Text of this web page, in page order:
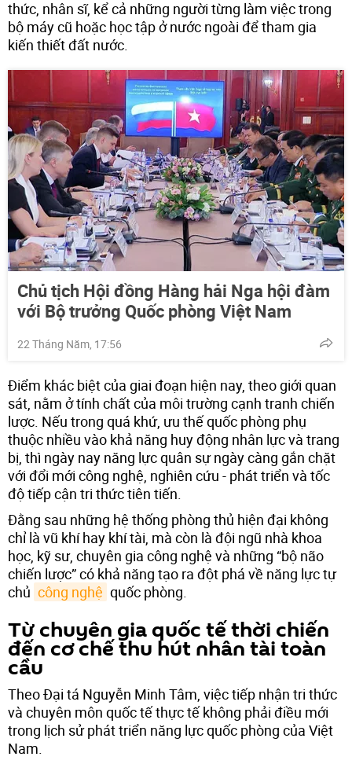
thức, nhân sĩ, kể cả những người từng làm việc trong
bộ máy cũ hoặc học tập ở nước ngoài để tham gia
kiến thiết đất nước.
Chủ tịch Hội đồng Hàng hải Nga hội đàm
với Bộ trưởng Quốc phòng Việt Nam
22 Tháng Năm, 17:56
Điểm khác biệt của giai đoạn hiện nay, theo giới quan
sát, nằm ở tính chất của môi trường cạnh tranh chiến
lược. Nếu trong quá khứ, ưu thế quốc phòng phụ
thuộc nhiều vào khả năng huy động nhân lực và trang
bị, thì ngày nay năng lực quân sự ngày càng gắn chặt
với đổi mới công nghệ, nghiên cứu - phát triển và tốc
độ tiếp cận tri thức tiên tiến.
Đằng sau những hệ thống phòng thủ hiện đại không
chỉ là vũ khí hay khí tài, mà còn là đội ngũ nhà khoa
học, kỹ sư, chuyên gia công nghệ và những “bộ não
chiến lược” có khả năng tạo ra đột phá về năng lực tự
chủ công nghệ quốc phòng.
Từ chuyên gia quốc tế thời chiến
đến cơ chế thu hút nhân tài toàn
cầu
Theo Đại tá Nguyễn Minh Tâm, việc tiếp nhận tri thức
và chuyên môn quốc tế thực tế không phải điều mới
trong lịch sử phát triển năng lực quốc phòng của Việt
Nam.